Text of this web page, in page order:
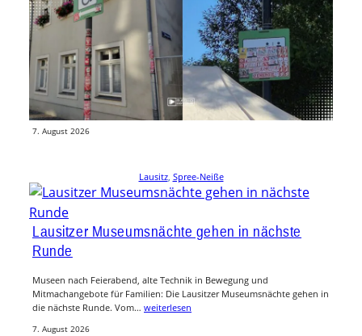
FC-Energie-Aufkleber in Spremberg: Stadt setzt
1.000 Euro Belohnung aus
Kurz vor dem Spremberger Heimatfest sorgt eine groß angelegte
Aufkleber-Aktion für Ärger. Unbekannte haben in der Nacht zum 7.
August…weiterlesen
7. August 2026
Lausitz, Spree-Neiße
Lausitzer Museumsnächte gehen in nächste
Runde
Museen nach Feierabend, alte Technik in Bewegung und
Mitmachangebote für Familien: Die Lausitzer Museumsnächte gehen in
die nächste Runde. Vom… weiterlesen
7. August 2026